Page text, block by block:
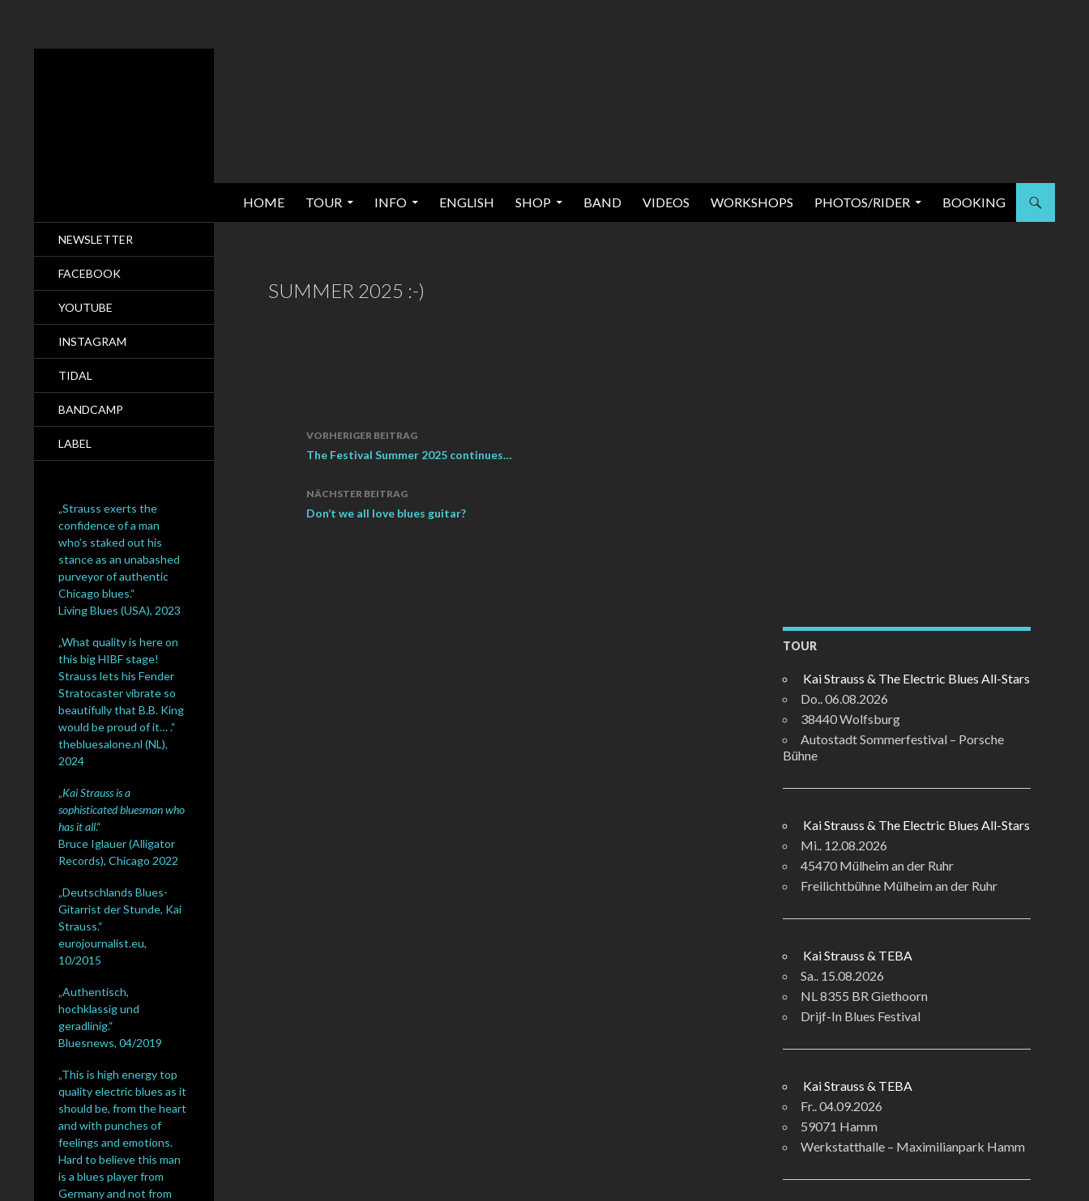
HOME TOUR INFO ENGLISH SHOP BAND VIDEOS WORKSHOPS PHOTOS/RIDER BOOKING
SUMMER 2025 :-)
Beitrags-
Navigation
VORHERIGER BEITRAG
The Festival Summer 2025 continues…
NÄCHSTER BEITRAG
Don’t we all love blues guitar?
TOUR
Kai Strauss & The Electric Blues All-Stars
Do.. 06.08.2026
38440 Wolfsburg
Autostadt Sommerfestival – Porsche
Bühne
Kai Strauss & The Electric Blues All-Stars
Mi.. 12.08.2026
45470 Mülheim an der Ruhr
Freilichtbühne Mülheim an der Ruhr
Kai Strauss & TEBA
Sa.. 15.08.2026
NL 8355 BR Giethoorn
Drijf-In Blues Festival
Kai Strauss & TEBA
Fr.. 04.09.2026
59071 Hamm
Werkstatthalle – Maximilianpark Hamm
NEWSLETTER
FACEBOOK
YOUTUBE
INSTAGRAM
TIDAL
BANDCAMP
LABEL
„Strauss exerts the
confidence of a man
who’s staked out his
stance as an unabashed
purveyor of authentic
Chicago blues.“
Living Blues (USA), 2023
„What quality is here on
this big HIBF stage!
Strauss lets his Fender
Stratocaster vibrate so
beautifully that B.B. King
would be proud of it… .“
thebluesalone.nl (NL),
2024
„Kai Strauss is a
sophisticated bluesman who
has it all.“
Bruce Iglauer (Alligator
Records), Chicago 2022
„Deutschlands Blues-
Gitarrist der Stunde, Kai
Strauss.“
eurojournalist.eu,
10/2015
„Authentisch,
hochklassig und
geradlinig.“
Bluesnews, 04/2019
„This is high energy top
quality electric blues as it
should be, from the heart
and with punches of
feelings and emotions.
Hard to believe this man
is a blues player from
Germany and not from